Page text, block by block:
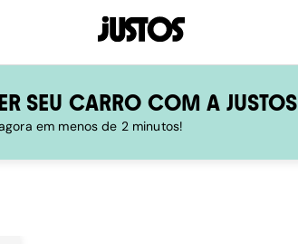
SEU CARRO COM A JUSTOS
em menos de 2 minutos!